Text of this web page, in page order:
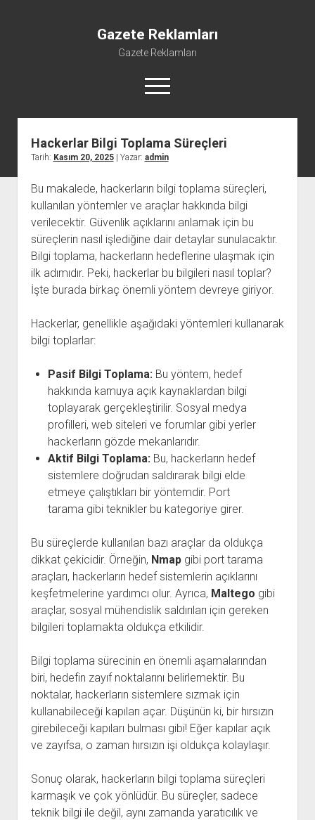
Gazete Reklamları
Gazete Reklamları
menüyü
aç
Hackerlar Bilgi Toplama Süreçleri
Tarih: Kasım 20, 2025| Yazar: admin
Bu makalede, hackerların bilgi toplama süreçleri,
kullanılan yöntemler ve araçlar hakkında bilgi
verilecektir. Güvenlik açıklarını anlamak için bu
süreçlerin nasıl işlediğine dair detaylar sunulacaktır.
Bilgi toplama, hackerların hedeflerine ulaşmak için
ilk adımıdır. Peki, hackerlar bu bilgileri nasıl toplar?
İşte burada birkaç önemli yöntem devreye giriyor.
Hackerlar, genellikle aşağıdaki yöntemleri kullanarak
bilgi toplarlar:
Pasif Bilgi Toplama:Bu yöntem, hedef
hakkında kamuya açık kaynaklardan bilgi
toplayarak gerçekleştirilir. Sosyal medya
profilleri, web siteleri ve forumlar gibi yerler
hackerların gözde mekanlarıdır.
Aktif Bilgi Toplama:Bu, hackerların hedef
sistemlere doğrudan saldırarak bilgi elde
etmeye çalıştıkları bir yöntemdir. Port
tarama gibi teknikler bu kategoriye girer.
Bu süreçlerde kullanılan bazı araçlar da oldukça
dikkat çekicidir. Örneğin, Nmapgibi port tarama
araçları, hackerların hedef sistemlerin açıklarını
keşfetmelerine yardımcı olur. Ayrıca, Maltego gibi
araçlar, sosyal mühendislik saldırıları için gereken
bilgileri toplamakta oldukça etkilidir.
Bilgi toplama sürecinin en önemli aşamalarından
biri, hedefin zayıf noktalarını belirlemektir. Bu
noktalar, hackerların sistemlere sızmak için
kullanabileceği kapıları açar. Düşünün ki, bir hırsızın
girebileceği kapıları bulması gibi! Eğer kapılar açık
ve zayıfsa, o zaman hırsızın işi oldukça kolaylaşır.
Sonuç olarak, hackerların bilgi toplama süreçleri
karmaşık ve çok yönlüdür. Bu süreçler, sadece
teknik bilgi ile değil, aynı zamanda yaratıcılık ve